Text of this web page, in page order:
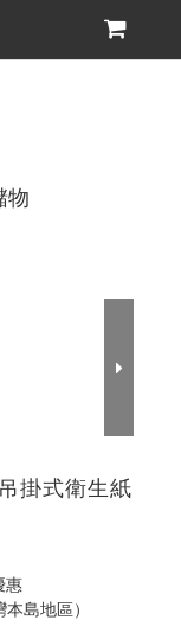
物
掛式衛生紙
惠
島地區）